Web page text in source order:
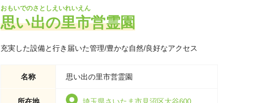
おもいでのさとしえいれいえん
思い出の里市営霊園
充実した設備と行き届いた管理/豊かな自然/良好なアクセス
名称 思い出の里市営霊園
所在地